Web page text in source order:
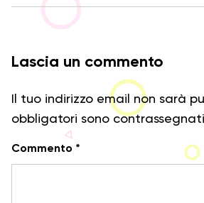
Lascia un commento
Il tuo indirizzo email non sarà
obbligatori sono contrassegnati
Commento *